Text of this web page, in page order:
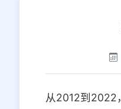
从2012到2022